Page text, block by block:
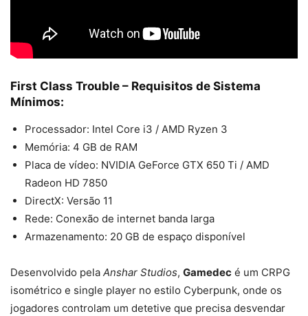
First Class Trouble – Requisitos de Sistema
Mínimos:
Processador: Intel Core i3 / AMD Ryzen 3
Memória: 4 GB de RAM
Placa de vídeo: NVIDIA GeForce GTX 650 Ti / AMD
Radeon HD 7850
DirectX: Versão 11
Rede: Conexão de internet banda larga
Armazenamento: 20 GB de espaço disponível
Desenvolvido pela Anshar Studios, Gamedec é um CRPG
isométrico e single player no estilo Cyberpunk, onde os
jogadores controlam um detetive que precisa desvendar